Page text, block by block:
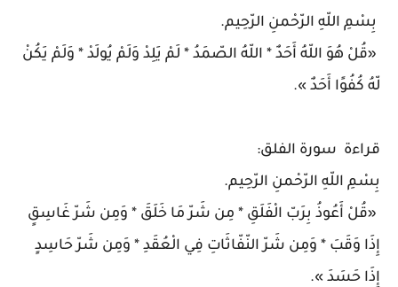
بِسْمِ اللّهِ الرّحْمنِ الرّحِيم.
«قُلْ هُوَ اللّهُ أَحَدٌ * اللّهُ الصّمَدُ * لَمْ يَلِدْ وَلَمْ يُولَدْ * وَلَمْ يَكُنْ
لّهُ كُفُوًا أَحَدٌ ».
قراءة سورة الفلق:
بِسْمِ اللّهِ الرّحْمنِ الرّحِيم.
«قُلْ أَعُوذُ بِرَبّ الْفَلَقِ * مِن شَرّ مَا خَلَقَ * وَمِن شَرّ غَاسِقٍ
إِذَا وَقَبَ * وَمِن شَرّ النّفّاثَاتِ فِي الْعُقَدِ * وَمِن شَرّ حَاسِدٍ
إِذَا حَسَدَ ».